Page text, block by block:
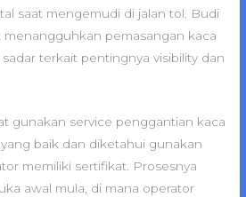
saat mengemudi di jalan tol. Budi
pemasangan kaca
terkait pentingnya visibility dan
gunakan service penggantian kaca
baik dan diketahui gunakan
memiliki sertifikat. Prosesnya
awal mula, di mana operator